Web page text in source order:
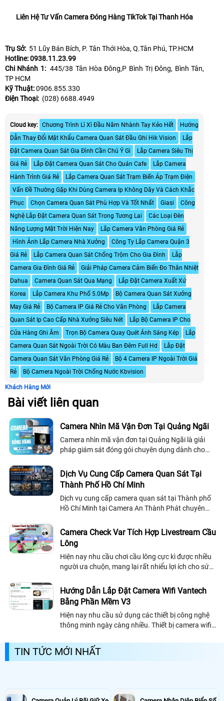
Liên Hệ Tư Vấn Camera Đóng Hàng TikTok Tại Thanh Hóa
Trụ Sở: 51 Lũy Bán Bích, P. Tân Thới Hòa, Q.Tân Phú, TP.HCM
Hotline: 0938.11.23.99
Chi Nhánh 1: 445/38 Tân Hòa Đông,P Bình Trị Đông, Bình Tân,
TP HCM
Kỹ Thuật:0906.855.330
Điện Thoại: (028) 6688.4949
Cloud key: Chương Trình Lì Xì Đầu Năm Nhành Tay Kẻo Hết
Hướng
Dẫn Thay Đổi Mật Khẩu Camera Quan Sát Đầu Ghi Hik Vision
Lắp
Đặt Camera Quan Sát Gia Đình Cần Chú Ý Gì
Lắp Camera Siêu Thị
Giá Rẻ
Lắp Đặt Camera Quan Sát Cho Quán Cafe
Lắp Camera
Hành Trình Giá Rẻ
Lắp Camera Quan Sát Trạm Biến Áp Trạm Điện
Vấn Đề Thường Gặp Khi Dùng Camera Ip Không Dây Và Cách Khắc
Phục
Chọn Camera Quan Sát Phù Hợp Và Tốt Nhất Giasi
Công
Nghệ Lắp Đặt Camera Quan Sát Trong Tương Lai
Các Loại Đèn
Năng Lượng Mặt Trời Hiện Nay
Lắp Camera Văn Phòng Giá Rẻ
Hình Ảnh Lắp Camera Nhà Xưởng
Công Ty Lắp Camera Quận 3
Giá Rẻ
Lắp Camera Quan Sát Chống Trộm Cho Gia Đình
Lắp
Camera Gia Đình Giá Rẻ
Giải Pháp Camera Cảm Biến Đo Thân Nhiệt
Dahua
Camera Quan Sát Qua Mạng
Lắp Đặt Camera Xuất Xứ
Korea
Lắp Camera Khu Phố 5.0Mp
Bộ Camera Quan Sát Xưởng
May Giá Rẻ
Bộ Camera IP Giá Rẻ Cho Văn Phòng
Lắp Camera
Quan Sát Ip Cao Cấp Nhà Xưởng Siêu Nét
Lắp Bộ Camera IP Cho
Cửa Hàng Ghi Âm
Trọn Bộ Camera Quay Quét Ánh Sáng Kép
Lắp
Camera Quan Sát Ngoài Trời Có Màu Ban Đêm Full Hd
Lắp Đặt
Camera Quan Sát Văn Phòng Giá Rẻ
Bộ 4 Camera IP Ngoài Trời Giá
Rẻ
Bộ Camera Ngoài Trời Chống Nước Kbvision
Khách Hàng Mới
Bài viết liên quan
Camera Nhìn Mã Vận Đơn Tại Quảng Ngãi
Camera nhìn mã vận đơn tại Quảng Ngãi là giải
pháp giám sát đóng gói chuyên dụng dành cho
mại điện tử
Dịch Vụ Cung Cấp Camera Quan Sát Tại
Thành Phố Hồ Chí Minh
Dịch vụ cung cấp camera quan sát tại Thành phố
Hồ Chí Minh tại Camera An Thành Phát chuyên
bị giám sát công nghệ mới chính hãng
Camera Check Var Tích Hợp Livestream Cầu
Lông
Hiện nay nhu cầu chơi cầu lông cực kì được nhiều
người ưa chuộn, mang lại rất nhiểu lợi ích cho sức
người dùng có thể triễn khai giải pháp camera
check var tích hợp livestream cầu lông, có thể xem
lại khoảnh khắc, tải video trực tiếp, thêm vào có
thể livestream trực tiếp trên mạng xã hội
Hướng Dẫn Lắp Đặt Camera Wifi Vantech
Bằng Phần Mềm V3
Hiện nay nhu cầu sử dụng các thiết bị công nghệ
thông minh ngày càng nhiều. Thiết bị camera wifi
với thiết kế nhỏ gọn tinh tế chỉ...
TIN TỨC MỚI NHẤT